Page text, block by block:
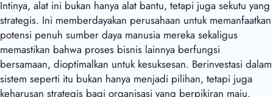
Intinya, alat ini bukan hanya alat bantu, tetapi juga sekutu yang
strategis. Ini memberdayakan perusahaan untuk memanfaatkan
potensi penuh sumber daya manusia mereka sekaligus
memastikan bahwa proses bisnis lainnya berfungsi
bersamaan, dioptimalkan untuk kesuksesan. Berinvestasi dalam
sistem seperti itu bukan hanya menjadi pilihan, tetapi juga
keharusan strategis bagi organisasi yang berpikiran maju.